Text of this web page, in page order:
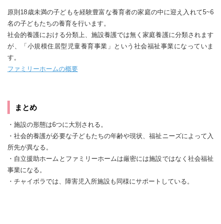
原則18歳未満の子どもを経験豊富な養育者の家庭の中に迎え入れて5~6
名の子どもたちの養育を行います。
社会的養護における分類上、施設養護では無く家庭養護に分類されます
が、「小規模住居型児童養育事業」という社会福祉事業になっていま
す。
ファミリーホームの概要
まとめ
・施設の形態は6つに大別される。
・社会的養護が必要な子どもたちの年齢や現状、福祉ニーズによって入
所先が異なる。
・自立援助ホームとファミリーホームは厳密には施設ではなく社会福祉
事業になる。
・チャイボラでは、障害児入所施設も同様にサポートしている。